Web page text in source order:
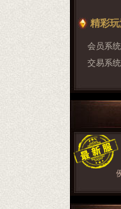
精彩
会员系统
交易系统